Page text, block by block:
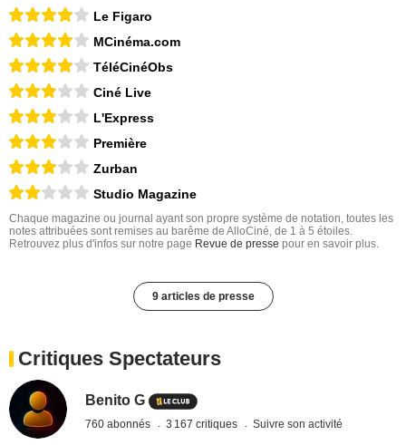
Le Figaro
MCinéma.com
TéléCinéObs
Ciné Live
L'Express
Première
Zurban
Studio Magazine
Chaque magazine ou journal ayant son propre système de notation, toutes les
notes attribuées sont remises au barême de AlloCiné, de 1 à 5 étoiles.
Retrouvez plus d'infos sur notre page Revue de presse pour en savoir plus.
9 articles de presse
Critiques Spectateurs
Benito G
760 abonnés 3 167 critiques Suivre son activité